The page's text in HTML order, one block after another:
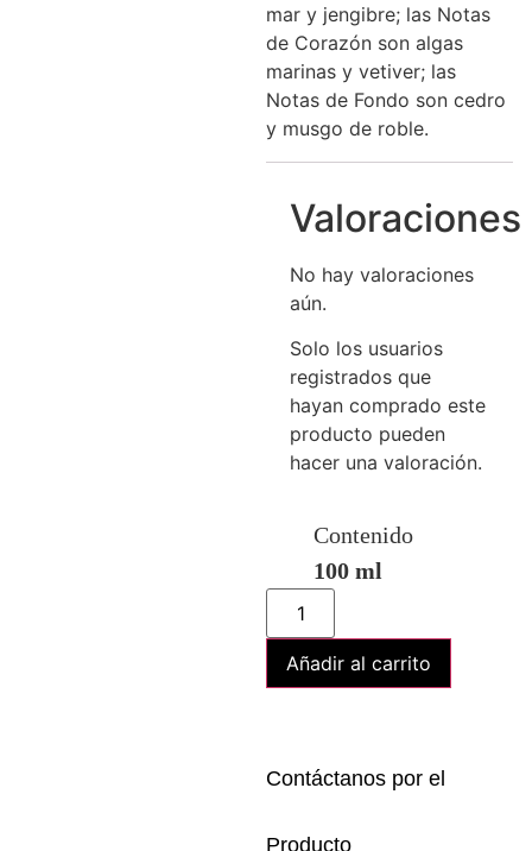
mar y jengibre; las Notas
de Corazón son algas
marinas y vetiver; las
Notas de Fondo son cedro
y musgo de roble.
Valoraciones
No hay valoraciones
aún.
Solo los usuarios
registrados que
hayan comprado este
producto pueden
hacer una valoración.
Contenido
100 ml
Añadir al carrito
Contáctanos por el
Producto